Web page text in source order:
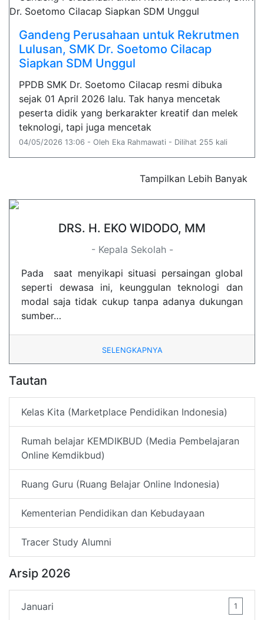
Gandeng Perusahaan untuk Rekrutmen
Lulusan, SMK Dr. Soetomo Cilacap
Siapkan SDM Unggul
PPDB SMK Dr. Soetomo Cilacap resmi dibuka
sejak 01 April 2026 lalu. Tak hanya mencetak
peserta didik yang berkarakter kreatif dan melek
teknologi, tapi juga mencetak
04/05/2026 13:06 - Oleh Eka Rahmawati - Dilihat 255 kali
Tampilkan Lebih Banyak
DRS. H. EKO WIDODO, MM
- Kepala Sekolah -
Pada saat menyikapi situasi persaingan global
seperti dewasa ini, keunggulan teknologi dan
modal saja tidak cukup tanpa adanya dukungan
sumber…
SELENGKAPNYA
Tautan
Kelas Kita (Marketplace Pendidikan Indonesia)
Rumah belajar KEMDIKBUD (Media Pembelajaran
Online Kemdikbud)
Ruang Guru (Ruang Belajar Online Indonesia)
Kementerian Pendidikan dan Kebudayaan
Tracer Study Alumni
Arsip 2026
Januari 1